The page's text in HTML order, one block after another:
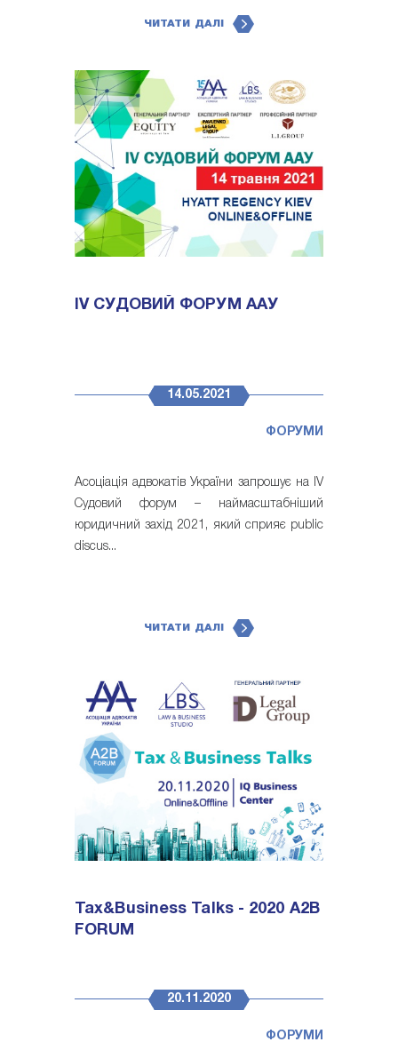
ЧИТАТИ ДАЛІ
IV СУДОВИЙ ФОРУМ ААУ
14.05.2021
ФОРУМИ
Асоціація адвокатів України запрошує на IV
Судовий форум – наймасштабніший
юридичний захід 2021, який сприяє public
discus...
ЧИТАТИ ДАЛІ
Tax&Business Talks - 2020 A2B
FORUM
20.11.2020
ФОРУМИ